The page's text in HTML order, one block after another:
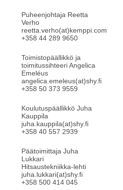
Puheenjohtaja Reetta
Verho
reetta.verho(at)kemppi.com
+358 44 289 9650
Toimistopäällikkö ja
toimitussihteeri Angelica
Emeléus
angelica.emeleus(at)shy.fi
+358 50 373 9559
Koulutuspäällikkö Juha
Kauppila
juha.kauppila(at)shy.fi
+358 40 557 2939
Päätoimittaja Juha
Lukkari
Hitsaustekniikka-lehti
juha.lukkari(at)shy.fi
+358 500 414 045